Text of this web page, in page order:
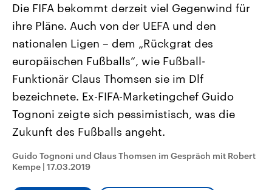
Landtagswahl Sachsen-Anhalt
2026
Alle Informationen
Sachsen-Anhalt wählt am 6.
September 2026 einen neuen
Landtag. Seit 2021 wird das
Bundesland von einer Koalition aus
Umfragen, Prognosen,
Wahlprogramme, aktuelle Berichte
und Hintergründe zu den Parteien
und Kandidaten der anstehenden
Wahl.
USA
Aktuelle Beiträge,
Hintergründe
Wirtschaftlich und
gehören die Vereinigten
den mächtigsten Ländern
mit großem Einfluss auf
Sendungen Programm Podcasts
Die FIFA bekommt derzeit viel Gegenwind für
ihre Pläne. Auch von der UEFA und den
nationalen Ligen – dem „Rückgrat des
europäischen Fußballs“, wie Fußball-
Funktionär Claus Thomsen sie im Dlf
bezeichnete. Ex-FIFA-Marketingchef Guido
Tognoni zeigte sich pessimistisch, was die
Zukunft des Fußballs angeht.
Guido Tognoni und Claus Thomsen im Gespräch mit Robert
Kempe | 17.03.2019